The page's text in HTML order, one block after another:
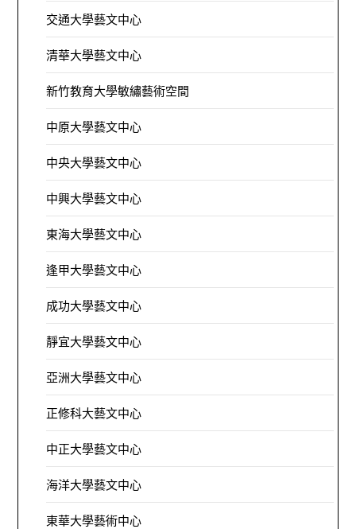
交通大學藝文中心
清華大學藝文中心
新竹教育大學敏繡藝術空間
中原大學藝文中心
中央大學藝文中心
中興大學藝文中心
東海大學藝文中心
逢甲大學藝文中心
成功大學藝文中心
靜宜大學藝文中心
亞洲大學藝文中心
正修科大藝文中心
中正大學藝文中心
海洋大學藝文中心
東華大學藝術中心